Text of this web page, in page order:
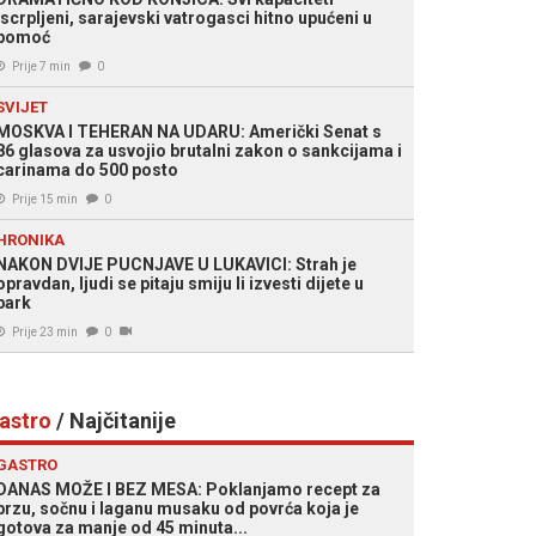
sarajevski vatrogasci hitno upućeni u
Prije 7 min 0
I TEHERAN NA UDARU: Američki Senat s
glasova za usvojio brutalni zakon o sankcijama i
do 500 posto
Prije 15 min 0
DVIJE PUCNJAVE U LUKAVICI: Strah je
ljudi se pitaju smiju li izvesti dijete u
Prije 23 min 0
/ Najčitanije
MOŽE I BEZ MESA: Poklanjamo recept za
sočnu i laganu musaku od povrća koja je
za manje od 45 minuta...